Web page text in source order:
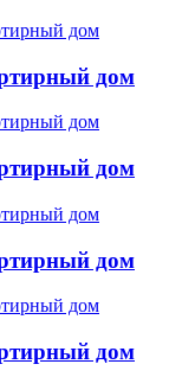
дом
дом
дом
дом